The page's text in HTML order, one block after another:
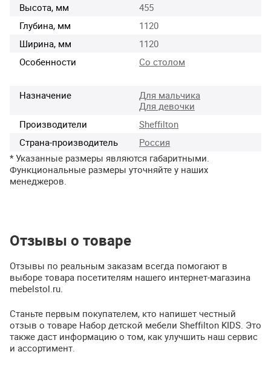
Высота, мм
455
Глубина, мм
1120
Ширина, мм
1120
Особенности
Со столом
Назначение
Для мальчика
Для девочки
Производители
Sheffilton
Страна-производитель
Россия
* Указанные размеры являются габаритными.
Функциональные размеры уточняйте у наших
менеджеров.
Отзывы о товаре
Отзывы по реальным заказам всегда помогают в
выборе товара посетителям нашего интернет-магазина
mebelstol.ru.
Станьте первым покупателем, кто напишет честный
отзыв о товаре Набор детской мебели Sheffilton KIDS. Это
также даст информацию о том, как улучшить наш сервис
и ассортимент.